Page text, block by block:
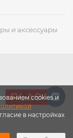
cookies и
в настройках
и аксессуары